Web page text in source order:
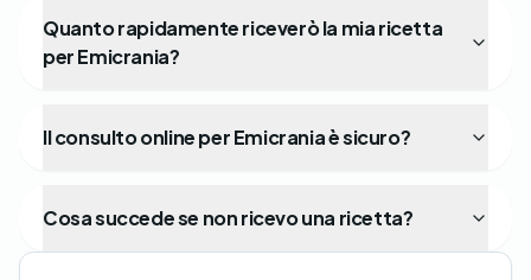
Quanto rapidamente riceverò la mia ricetta
per Emicrania?
Il consulto online per Emicrania è sicuro?
Cosa succede se non ricevo una ricetta?